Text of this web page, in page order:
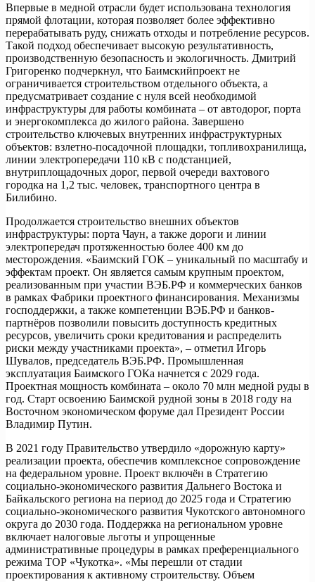
Впервые в медной отрасли будет использована технология
прямой флотации, которая позволяет более эффективно
перерабатывать руду, снижать отходы и потребление ресурсов.
Такой подход обеспечивает высокую результативность,
производственную безопасность и экологичность. Дмитрий
Григоренко подчеркнул, что Баимскийпроект не
ограничивается строительством отдельного объекта, а
предусматривает создание с нуля всей необходимой
инфраструктуры для работы комбината – от автодорог, порта
и энергокомплекса до жилого района. Завершено
строительство ключевых внутренних инфраструктурных
объектов: взлетно-посадочной площадки, топливохранилища,
линии электропередачи 110 кВ с подстанцией,
внутриплощадочных дорог, первой очереди вахтового
городка на 1,2 тыс. человек, транспортного центра в
Билибино.
Продолжается строительство внешних объектов
инфраструктуры: порта Чаун, а также дороги и линии
электропередач протяженностью более 400 км до
месторождения. «Баимский ГОК – уникальный по масштабу и
эффектам проект. Он является самым крупным проектом,
реализованным при участии ВЭБ.РФ и коммерческих банков
в рамках Фабрики проектного финансирования. Механизмы
господдержки, а также компетенции ВЭБ.РФ и банков-
партнёров позволили повысить доступность кредитных
ресурсов, увеличить сроки кредитования и распределить
риски между участниками проекта», – отметил Игорь
Шувалов, председатель ВЭБ.РФ. Промышленная
эксплуатация Баимского ГОКа начнется с 2029 года.
Проектная мощность комбината – около 70 млн медной руды в
год. Старт освоению Баимской рудной зоны в 2018 году на
Восточном экономическом форуме дал Президент России
Владимир Путин.
В 2021 году Правительство утвердило «дорожную карту»
реализации проекта, обеспечив комплексное сопровождение
на федеральном уровне. Проект включён в Стратегию
социально-экономического развития Дальнего Востока и
Байкальского региона на период до 2025 года и Стратегию
социально-экономического развития Чукотского автономного
округа до 2030 года. Поддержка на региональном уровне
включает налоговые льготы и упрощенные
административные процедуры в рамках преференциального
режима ТОР «Чукотка». «Мы перешли от стадии
проектирования к активному строительству. Объем